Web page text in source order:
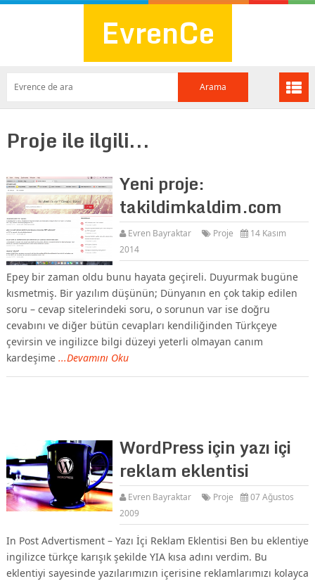
EvrenCe
Proje ile ilgili...
Yeni proje:
takildimkaldim.com
Evren Bayraktar Proje
14 Kasım
2014
Epey bir zaman oldu bunu hayata geçireli. Duyurmak bugüne
kısmetmiş. Bir yazılım düşünün; Dünyanın en çok takip edilen
soru – cevap sitelerindeki soru, o sorunun var ise doğru
cevabını ve diğer bütün cevapları kendiliğinden Türkçeye
çevirsin ve ingilizce bilgi düzeyi yeterli olmayan canım
kardeşime ...Devamını Oku
WordPress için yazı içi
reklam eklentisi
Evren Bayraktar Proje
07 Ağustos
2009
In Post Advertisment – Yazı İçi Reklam Eklentisi Ben bu eklentiye
ingilizce türkçe karışık şekilde YIA kısa adını verdim. Bu
eklentiyi sayesinde yazılarımızın içerisine reklamlarımızı kolayca